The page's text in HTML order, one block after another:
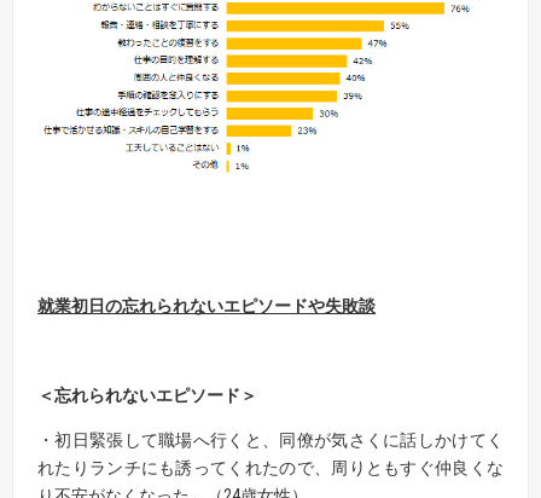
就業初日の忘れられないエピソードや失敗談
＜忘れられないエピソード＞
・初日緊張して職場へ行くと、同僚が気さくに話しかけてく
れたりランチにも誘ってくれたので、周りともすぐ仲良くな